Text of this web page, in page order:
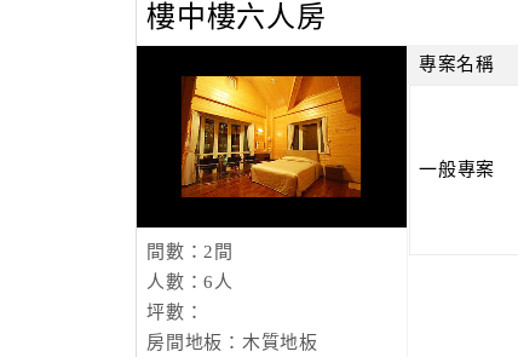
樓中樓六人房
間數：2間
人數：6人
坪數：
房間地板：木質地板
專案名稱
一般專案